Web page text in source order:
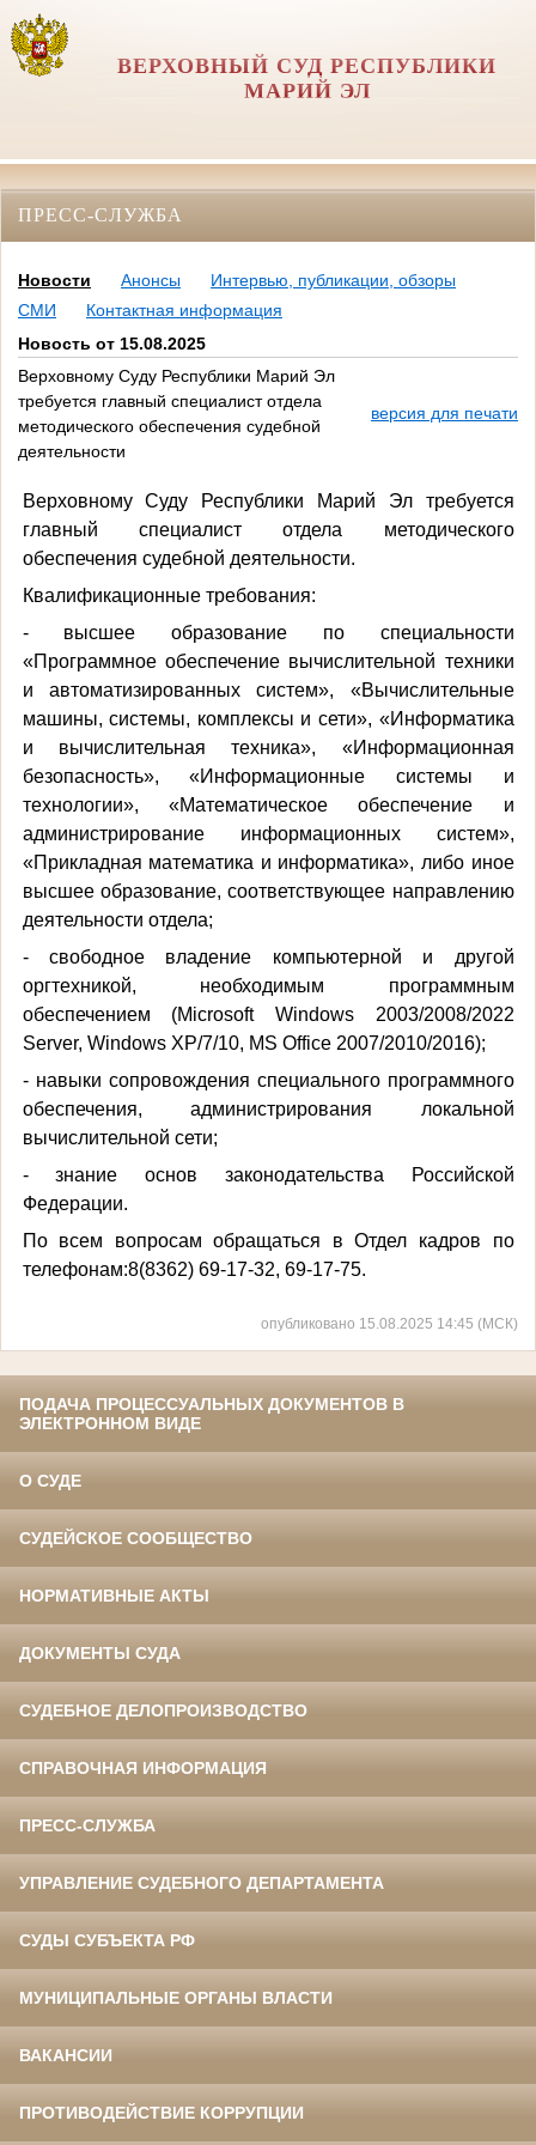
ВЕРХОВНЫЙ СУД РЕСПУБЛИКИ
МАРИЙ ЭЛ
ПРЕСС-СЛУЖБА
Новости Анонсы
Интервью, публикации, обзоры
СМИ
Контактная информация
Новость от 15.08.2025
Верховному Суду Республики Марий Эл
требуется главный специалист отдела
методического обеспечения судебной
деятельности
версия для печати
Верховному Суду Республики Марий Эл требуется
главный специалист отдела методического
обеспечения судебной деятельности.
Квалификационные требования:
- высшее образование по специальности
«Программное обеспечение вычислительной техники
и автоматизированных систем», «Вычислительные
машины, системы, комплексы и сети», «Информатика
и вычислительная техника», «Информационная
безопасность», «Информационные системы и
технологии», «Математическое обеспечение и
администрирование информационных систем»,
«Прикладная математика и информатика», либо иное
высшее образование, соответствующее направлению
деятельности отдела;
- свободное владение компьютерной и другой
оргтехникой, необходимым программным
обеспечением (Microsoft Windows 2003/2008/2022
Server, Windows XP/7/10, MS Office 2007/2010/2016);
- навыки сопровождения специального программного
обеспечения, администрирования локальной
вычислительной сети;
- знание основ законодательства Российской
Федерации.
По всем вопросам обращаться в Отдел кадров по
телефонам:8(8362) 69-17-32, 69-17-75.
опубликовано 15.08.2025 14:45 (МСК)
ПОДАЧА ПРОЦЕССУАЛЬНЫХ ДОКУМЕНТОВ В
ЭЛЕКТРОННОМ ВИДЕ
О СУДЕ
СУДЕЙСКОЕ СООБЩЕСТВО
НОРМАТИВНЫЕ АКТЫ
ДОКУМЕНТЫ СУДА
СУДЕБНОЕ ДЕЛОПРОИЗВОДСТВО
СПРАВОЧНАЯ ИНФОРМАЦИЯ
ПРЕСС-СЛУЖБА
УПРАВЛЕНИЕ СУДЕБНОГО ДЕПАРТАМЕНТА
СУДЫ СУБЪЕКТА РФ
МУНИЦИПАЛЬНЫЕ ОРГАНЫ ВЛАСТИ
ВАКАНСИИ
ПРОТИВОДЕЙСТВИЕ КОРРУПЦИИ